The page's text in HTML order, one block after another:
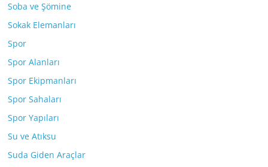
Soba ve Şömine
Sokak Elemanları
Spor
Spor Alanları
Spor Ekipmanları
Spor Sahaları
Spor Yapıları
Su ve Atıksu
Suda Giden Araçlar